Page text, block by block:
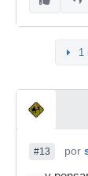
1
#13 por